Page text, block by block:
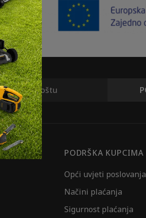
PODRŠKA KUPCIMA
Opći uvjeti poslovanja
Načini plaćanja
Sigurnost plaćanja